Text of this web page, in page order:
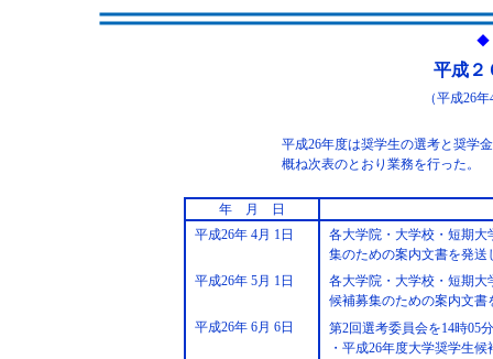
◆
平成
（平成26
平成26年度は奨学生の選考と奨学
概ね次表のとおり業務を行った。
年 月 日
平成26年 4月 1日
平成26年 5月 1日
平成26年 6月 6日
各大学院・大学校・短期
集のための案内文書を発送
各大学院・大学校・短期大
候補募集のための案内文
第2回選考委員会を14時05
・平成26年度大学奨学生